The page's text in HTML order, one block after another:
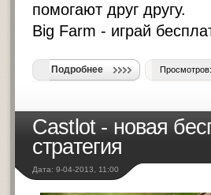
помогают друг другу.
Big Farm - играй
Подробнее
Castlot - новая
стратегия
Дата: 9-04-2013, 11:00